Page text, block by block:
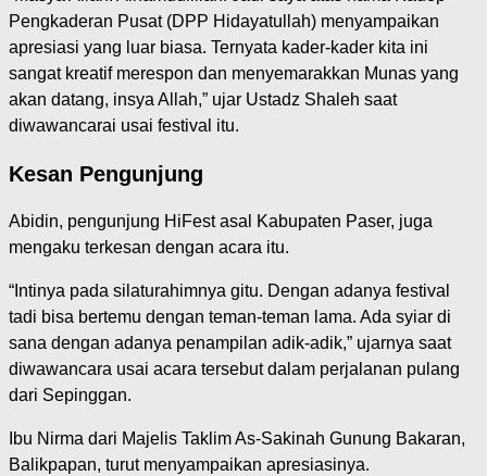
Pengkaderan Pusat (DPP Hidayatullah) menyampaikan
apresiasi yang luar biasa. Ternyata kader-kader kita ini
sangat kreatif merespon dan menyemarakkan Munas yang
akan datang, insya Allah,” ujar Ustadz Shaleh saat
diwawancarai usai festival itu.
Kesan Pengunjung
Abidin, pengunjung HiFest asal Kabupaten Paser, juga
mengaku terkesan dengan acara itu.
“Intinya pada silaturahimnya gitu. Dengan adanya festival
tadi bisa bertemu dengan teman-teman lama. Ada syiar di
sana dengan adanya penampilan adik-adik,” ujarnya saat
diwawancara usai acara tersebut dalam perjalanan pulang
dari Sepinggan.
Ibu Nirma dari Majelis Taklim As-Sakinah Gunung Bakaran,
Balikpapan, turut menyampaikan apresiasinya.